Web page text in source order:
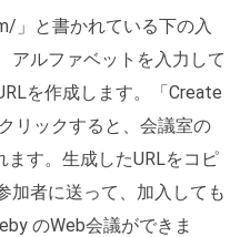
」と書かれている下の入
アルファベットを入力して
を作成します。「Create
リックすると、会議室の
ます。生成したURLをコピ
加者に送って、加入しても
のWeb会議ができま